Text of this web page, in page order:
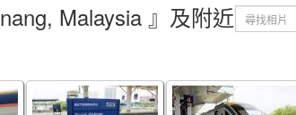
Malaysia 』及附近